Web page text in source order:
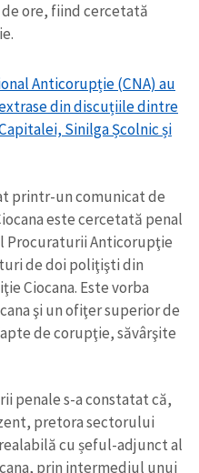
ore, fiind cercetată
Anticorupție (CNA) au
din discuțiile dintre
Sinilga Școlnic și
printr-un comunicat de
este cercetată penal
Procuraturii Anticorupţie
de doi poliţişti din
Ciocana. Este vorba
şi un ofiţer superior de
de corupţie, săvârşite
penale s-a constatat că,
pretora sectorului
cu șeful-adjunct al
prin intermediul unui